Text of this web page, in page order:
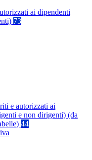
ai dipendenti
73
e autorizzati ai
e non dirigenti) (da
44